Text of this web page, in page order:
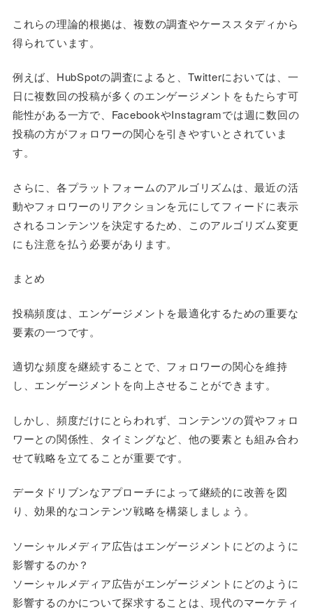
これらの理論的根拠は、複数の調査やケーススタディから
得られています。
例えば、HubSpotの調査によると、Twitterにおいては、一
日に複数回の投稿が多くのエンゲージメントをもたらす可
能性がある一方で、FacebookやInstagramでは週に数回の
投稿の方がフォロワーの関心を引きやすいとされていま
す。
さらに、各プラットフォームのアルゴリズムは、最近の活
動やフォロワーのリアクションを元にしてフィードに表示
されるコンテンツを決定するため、このアルゴリズム変更
にも注意を払う必要があります。
まとめ
投稿頻度は、エンゲージメントを最適化するための重要な
要素の一つです。
適切な頻度を継続することで、フォロワーの関心を維持
し、エンゲージメントを向上させることができます。
しかし、頻度だけにとらわれず、コンテンツの質やフォロ
ワーとの関係性、タイミングなど、他の要素とも組み合わ
せて戦略を立てることが重要です。
データドリブンなアプローチによって継続的に改善を図
り、効果的なコンテンツ戦略を構築しましょう。
ソーシャルメディア広告はエンゲージメントにどのように
影響するのか？
ソーシャルメディア広告がエンゲージメントにどのように
影響するのかについて探求することは、現代のマーケティ